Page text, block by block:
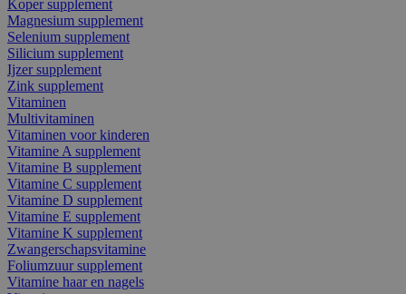
Koper supplement
Magnesium supplement
Selenium supplement
Silicium supplement
Ijzer supplement
Zink supplement
Vitaminen
Multivitaminen
Vitaminen voor kinderen
Vitamine A supplement
Vitamine B supplement
Vitamine C supplement
Vitamine D supplement
Vitamine E supplement
Vitamine K supplement
Zwangerschapsvitamine
Foliumzuur supplement
Vitamine haar en nagels